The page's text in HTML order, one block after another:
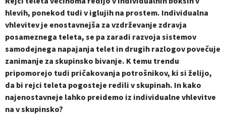
hlevih, ponekod tudi v iglujih na prostem. Individualna
vhlevitev je enostavnejša za vzdrževanje zdravja
posameznega teleta, se pa zaradi razvoja sistemov
samodejnega napajanja telet in drugih razlogov povečuje
zanimanje za skupinsko bivanje. K temu trendu
pripomorejo tudi pričakovanja potrošnikov, ki si želijo,
da bi rejci teleta pogosteje redili v skupinah. In kako
najenostavneje lahko preidemo iz individualne vhlevitve
na v skupinsko?